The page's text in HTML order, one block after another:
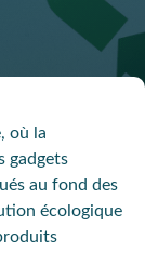
où la
gadgets
au fond des
écologique